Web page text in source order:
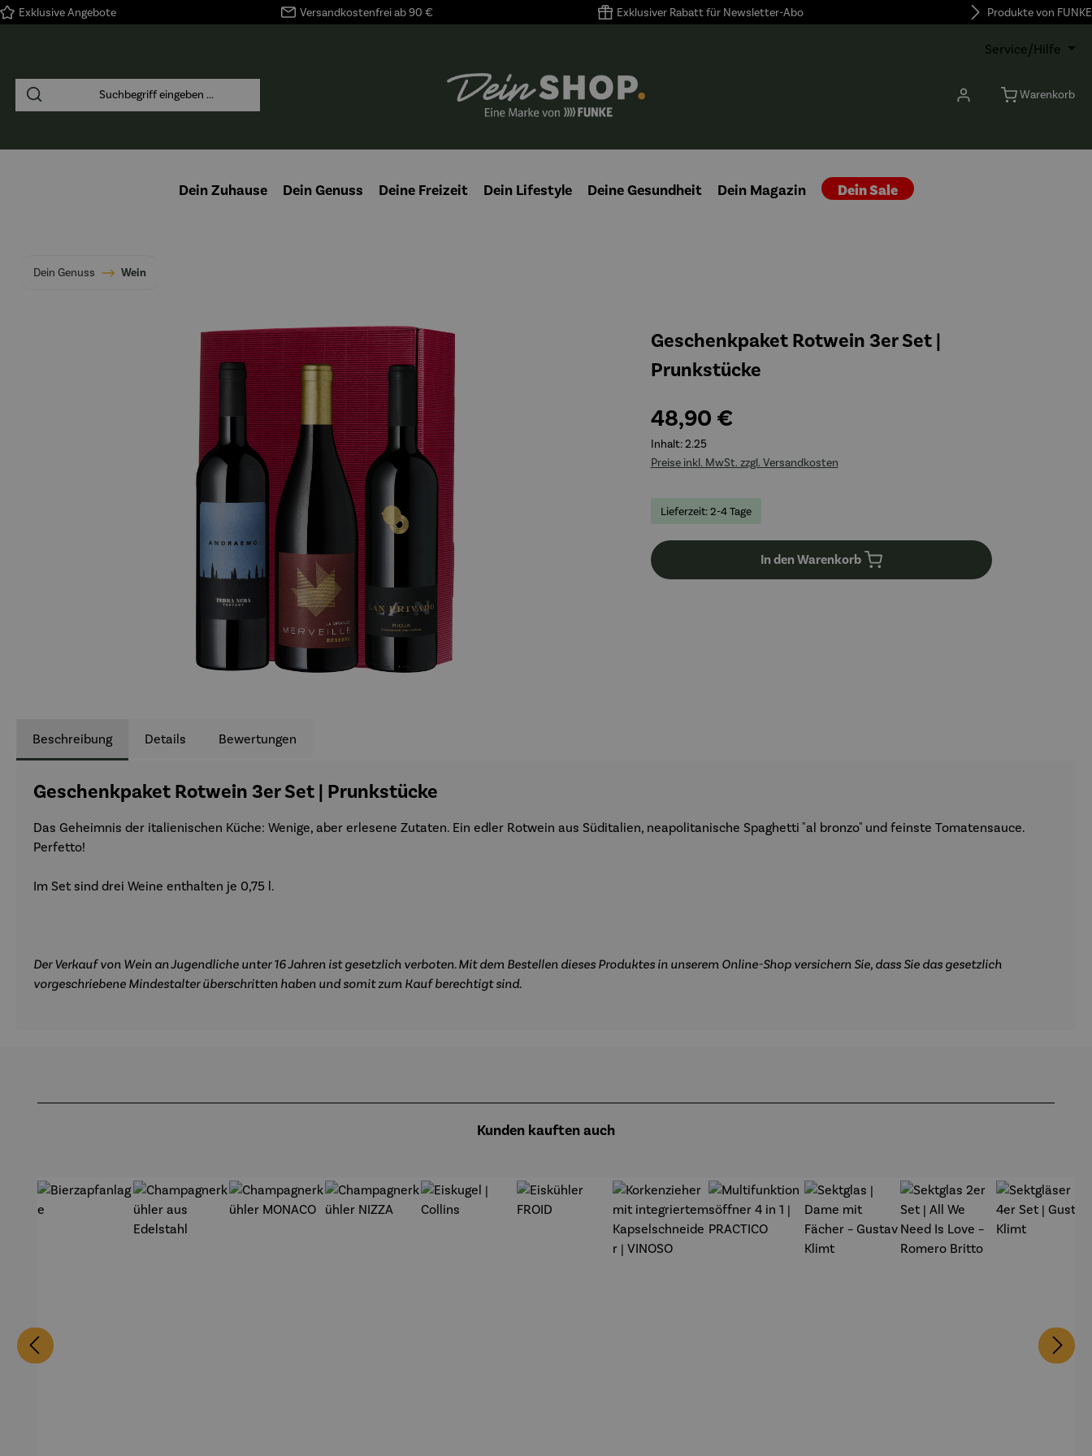
Zur Hauptnavigation springen
Exklusive Angebote Versandkostenfrei ab 90 € Exklusiver Rabatt für Newsletter-Abo Produkte von FUNKE
Service/Hilfe
Warenkorb
Dein Zuhause Dein Genuss Deine Freizeit Dein Lifestyle Deine Gesundheit Dein Magazin Dein Sale
Dein Genuss Wein
Geschenkpaket Rotwein 3er Set |
Prunkstücke
48,90 €
Inhalt:2.25
Preise inkl. MwSt. zzgl. Versandkosten
Lieferzeit: 2-4 Tage
In den Warenkorb
Beschreibung Details Bewertungen
Geschenkpaket Rotwein 3er Set | Prunkstücke
Das Geheimnis der italienischen Küche: Wenige, aber erlesene Zutaten. Ein edler Rotwein aus Süditalien, neapolitanische Spaghetti "al bronzo" und feinste Tomatensauce.
Perfetto!
Im Set sind drei Weine enthalten je 0,75 l.
Der Verkauf von Wein an Jugendliche unter 16 Jahren ist gesetzlich verboten. Mit dem Bestellen dieses Produktes in unserem Online-Shop versichern Sie, dass Sie das gesetzlich
vorgeschriebene Mindestalter überschritten haben und somit zum Kauf berechtigt sind.
Kunden kauften auch